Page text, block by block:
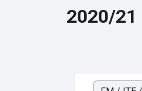
2020/21